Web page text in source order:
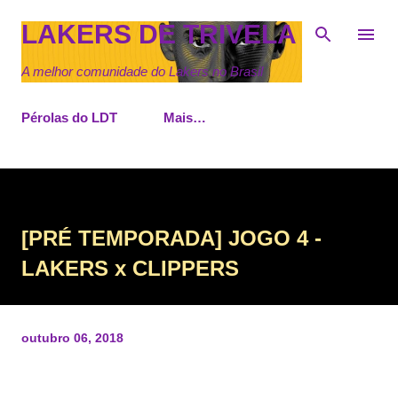
Pular para o conteúdo principal
LAKERS DE TRIVELA
A melhor comunidade do Lakers no Brasil
Pérolas do LDT Mais…
[PRÉ TEMPORADA] JOGO 4 -
LAKERS x CLIPPERS
outubro 06, 2018